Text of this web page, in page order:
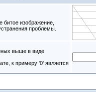
битое изображение,
проблемы.
выше в виде
к примеру '0' является